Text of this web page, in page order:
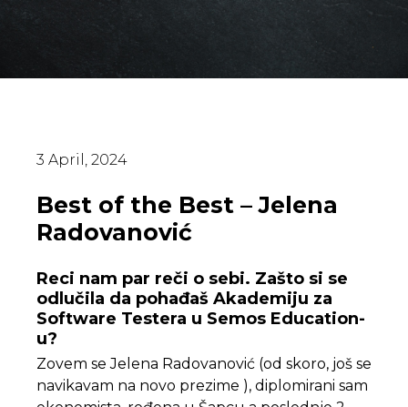
3 April, 2024
Best of the Best – Jelena
Radovanović
Reci nam par reči o sebi. Zašto si se
odlučila da pohađaš Akademiju za
Software Testera u Semos Education-
u?
Zovem se Jelena Radovanović (od skoro, još se
navikavam na novo prezime ), diplomirani sam